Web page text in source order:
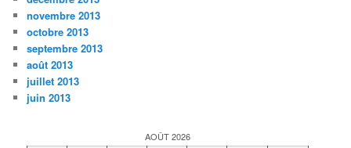
novembre 2013
octobre 2013
septembre 2013
août 2013
juillet 2013
juin 2013
AOÛT 2026